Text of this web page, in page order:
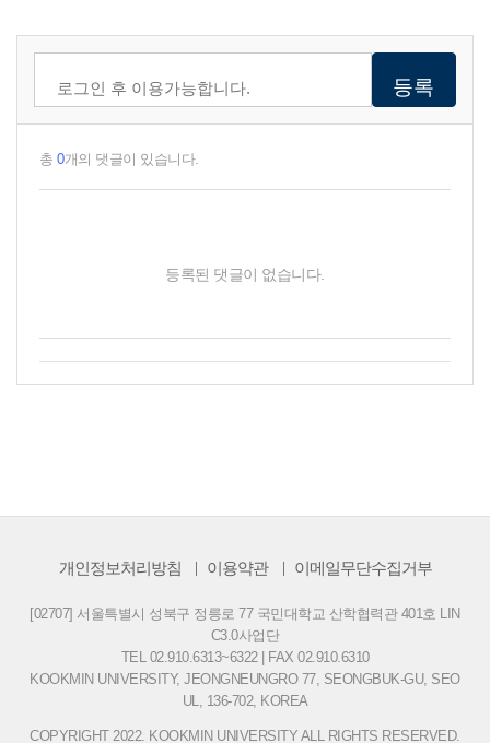
총 0개의 댓글이 있습니다.
등록된 댓글이 없습니다.
개인정보처리방침 이용약관 이메일무단수집거부
[02707] 서울특별시 성북구 정릉로 77 국민대학교 산학협력관 401호 LIN
C3.0사업단
TEL 02.910.6313~6322 | FAX 02.910.6310
KOOKMIN UNIVERSITY, JEONGNEUNGRO 77, SEONGBUK-GU, SEO
UL, 136-702, KOREA
COPYRIGHT 2022. KOOKMIN UNIVERSITY ALL RIGHTS RESERVED.